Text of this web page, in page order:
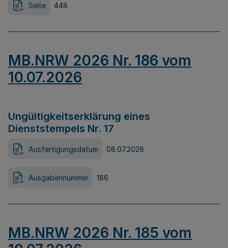
Seite 448
MB.NRW 2026 Nr. 186 vom
10.07.2026
Ungültigkeitserklärung eines
Dienststempels Nr. 17
Ausfertigungsdatum 08.07.2026
Ausgabennummer 186
MB.NRW 2026 Nr. 185 vom